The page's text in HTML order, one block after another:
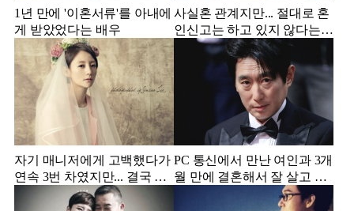
1년 만에 '이혼서류'를 아내에
게 받았었다는 배우
사실혼 관계지만... 절대로 혼
인신고는 하고 있지 않다는
배우
자기 매니저에게 고백했다가
연속 3번 차였지만... 결국 결
혼에 성공한 배우
PC 통신에서 만난 여인과 3개
월 만에 결혼해서 잘 살고 있